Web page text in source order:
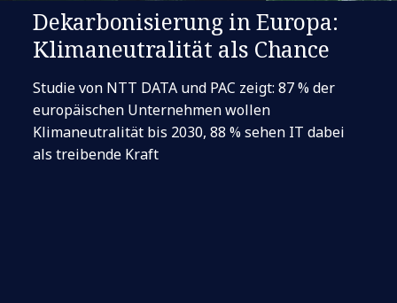
Dekarbonisierung in Europa:
Klimaneutralität als Chance
Studie von NTT DATA und PAC zeigt: 87 % der
europäischen Unternehmen wollen
Klimaneutralität bis 2030, 88 % sehen IT dabei
als treibende Kraft